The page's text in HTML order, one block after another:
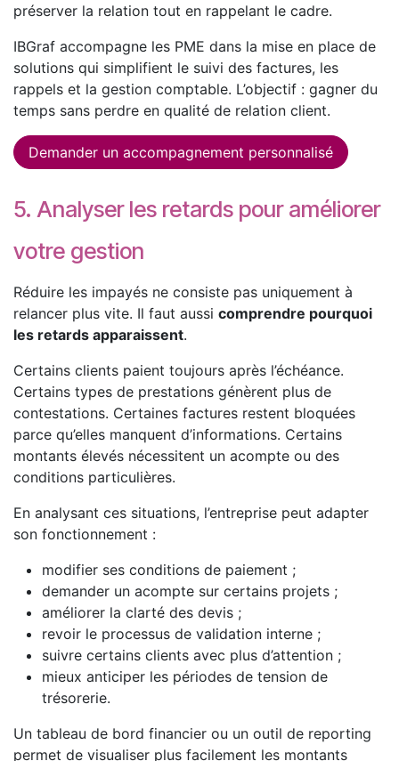
préserver la relation tout en rappelant le cadre.
IBGraf accompagne les PME dans la mise en place de
solutions qui simplifient le suivi des factures, les
rappels et la gestion comptable. L’objectif : gagner du
temps sans perdre en qualité de relation client.
Demander un accompagnement personnalisé
5. Analyser les retards pour améliorer
votre gestion
Réduire les impayés ne consiste pas uniquement à
relancer plus vite. Il faut aussi comprendre pourquoi
les retards apparaissent.
Certains clients paient toujours après l’échéance.
Certains types de prestations génèrent plus de
contestations. Certaines factures restent bloquées
parce qu’elles manquent d’informations. Certains
montants élevés nécessitent un acompte ou des
conditions particulières.
En analysant ces situations, l’entreprise peut adapter
son fonctionnement :
modifier ses conditions de paiement ;
demander un acompte sur certains projets ;
améliorer la clarté des devis ;
revoir le processus de validation interne ;
suivre certains clients avec plus d’attention ;
mieux anticiper les périodes de tension de
trésorerie.
Un tableau de bord financier ou un outil de reporting
permet de visualiser plus facilement les montants